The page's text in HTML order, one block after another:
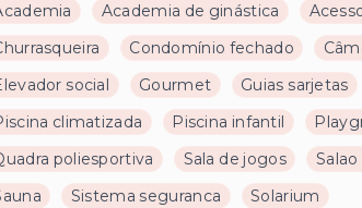
Academia de ginástica
Condomínio fechado
social
Gourmet Guias sarjetas
climatizada
Piscina infantil
poliesportiva
Sala de jogos
Sistema seguranca Solarium